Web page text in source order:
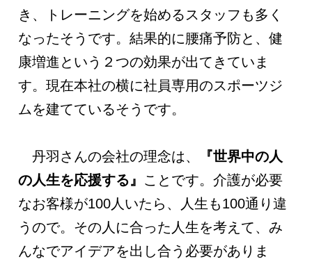
き、トレーニングを始めるスタッフも多く
なったそうです。結果的に腰痛予防と、健
康増進という２つの効果が出てきていま
す。現在本社の横に社員専用のスポーツジ
ムを建てているそうです。
丹羽さんの会社の理念は、
『世界中の人
の人生を応援する』 ことです。介護が必要
なお客様が100人いたら、人生も100通り違
うので。その人に合った人生を考えて、み
んなでアイデアを出し合う必要がありま